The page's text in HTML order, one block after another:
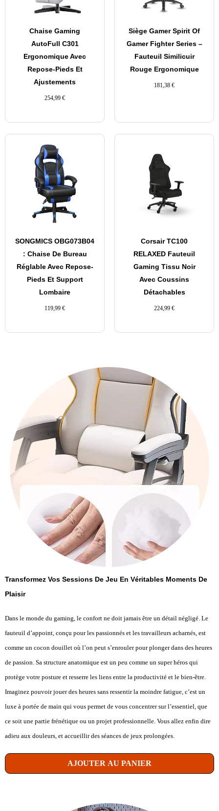
Chaise Gaming
AutoFull C301
Ergonomique Avec
Repose-Pieds Et
Ajustements
254,99 €
Siège Gamer Spirit Of
Gamer Fighter Series –
Fauteuil Similicuir
Rouge Ergonomique
181,38 €
SONGMICS OBG073B04
: Chaise De Bureau
Réglable Avec Repose-
Pieds Et Support
Lombaire
119,99 €
Corsair TC100
RELAXED Fauteuil
Gaming Tissu Noir
Avec Coussins
Détachables
224,99 €
Transformez Vos Sessions De Jeu En Véritables Moments De
Plaisir
Dans le monde du gaming, le confort ne doit jamais être un détail négligé. Le
fauteuil d’appoint, conçu pour les passionnés et les travailleurs acharnés, est
comme un cocon douillet où l’on peut s’enrouler pour plonger dans des heures
de passion. Sa structure anatomique est un peu comme un super héros qui
protège votre posture et resserre les liens entre la productivité et le bien-être.
Imaginez pouvoir jouer des heures sans ressentir la moindre fatigue, c’est un
luxe à portée de main qui vous permet de vous concentrer sur l’essentiel, que
ce soit une partie frénétique ou un projet professionnelle. Vous allez enfin dire
adieu aux douleurs, et accueillir des séances de jeux prolongées.
AJOUTER AU PANIER